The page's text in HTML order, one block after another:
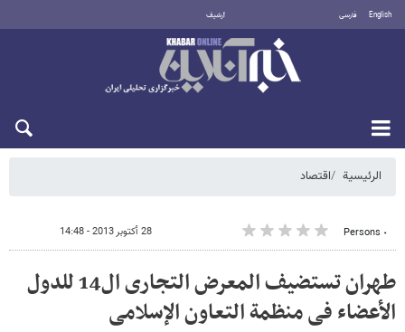
English فارسی أرشيف
الرئيسية اقتصاد
٠ Persons 28 أكتوبر 2013 - 14:48
طهران تستضیف المعرض التجاری ال14 للدول
الأعضاء فی منظمة التعاون الإسلامی